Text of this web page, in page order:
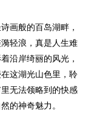
画般的百岛湖畔，
轻浪，真是人生难
沿岸绮丽的风光，
这湖光山色里，聆
无法领略到的快感
的神奇魅力。